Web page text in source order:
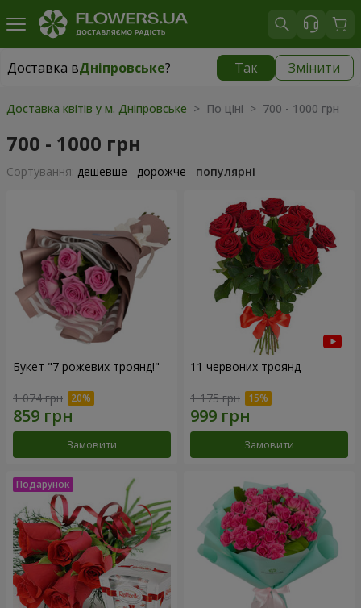
Доставка вДніпровське? Так Змінити
Доставка вДніпровське| безкоштовно
Доставка квітів у м. Дніпровське > По ціні > 700 - 1000 грн
700 - 1000 грн
Сортування: дешевше дорожче популярні
Букет "7 рожевих троянд!"
1 074 грн
Замовити
11 червоних троянд
1 175 грн
Замовити